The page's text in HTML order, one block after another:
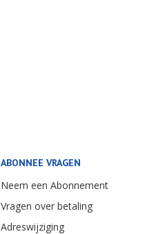
ABONNEE VRAGEN
Neem een Abonnement
Vragen over betaling
Adreswijziging